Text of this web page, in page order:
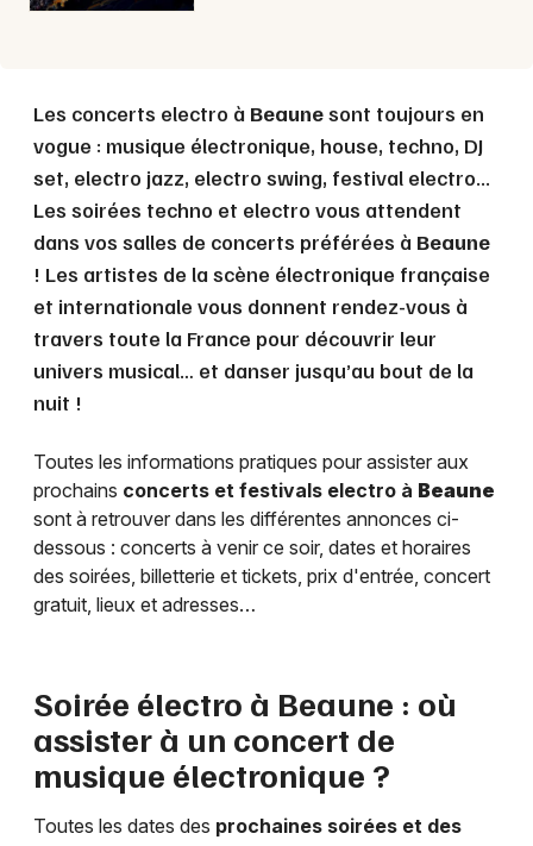
Les concerts electro à Beaunesont toujours en
vogue : musique électronique, house, techno, DJ
set, electro jazz, electro swing, festival electro...
Les soirées techno et electro vous attendent
dans vos salles de concerts préférées à Beaune
! Les artistes de la scène électronique française
et internationale vous donnent rendez-vous à
travers toute la France pour découvrir leur
univers musical… et danser jusqu’au bout de la
nuit !
Toutes les informations pratiques pour assister aux
prochains concerts et festivals electro à Beaune
sont à retrouver dans les différentes annonces ci-
dessous : concerts à venir ce soir, dates et horaires
des soirées, billetterie et tickets, prix d'entrée, concert
gratuit, lieux et adresses…
Soirée électro à Beaune : où
assister à un concert de
musique électronique ?
Toutes les dates des prochaines soirées et des